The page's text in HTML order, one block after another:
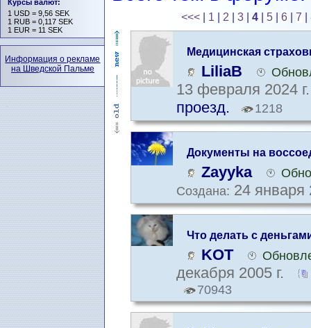
<<< 1 2 |3 |4 5 |6 |7 |
Медицинская
LiliaB
13 февраля 2024
проезд.
1218
Документы на
получение ВНЖ
Zayyka
Создана: 24 января
Что делать с
KOT
декабря 2005 г.
70943
Курсы валют:
1 USD = 9,56 SEK
1 RUB = 0,117 SEK
1 EUR = 11 SEK
Информация о рекламе
на Шведской Пальме